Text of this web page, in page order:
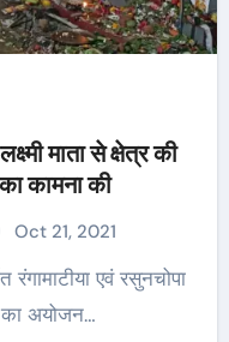
माता से क्षेत्र की
कामना की
Oct 21, 2021
अयोजन…